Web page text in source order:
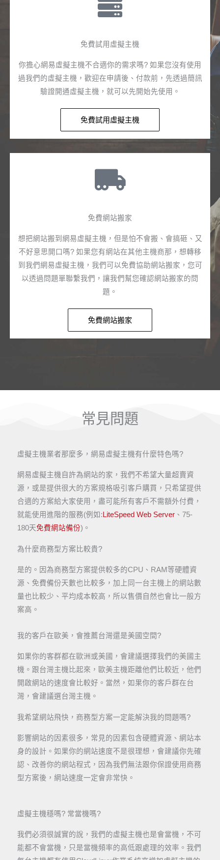
免費試用虛擬主機​
你擔心網易虛擬主機不合適你的需求嗎? 如果您沒有使用
過我們的虛擬主機，歡迎在申請後、付款前，先透過簡訊
驗證開通虛擬主機，就可以先開始先使用。
免費試用虛擬主機​​
免費網站搬家​
想把網站搬到網易虛擬主機，但是怕不會搬、會搞砸、又
不好意思開口嗎? 如果您有網站在其他主機商那，想轉移
到我們網易虛擬主機，我們可以免費協助網站搬家，您可
以透過問題單聯繫我們，讓我們幫您確認網站搬家的問
題。​
免費網站搬家​
常見問題
虛擬主機業者那麼多，網易虛擬主機有什麼特色嗎?
網易虛擬主機自許為網站的家，我們不希望大量超賣資
源，或是提供很大的方案規格吸引客戶購買，只希望提供
合適的方案給大家使用，盡可能所有客戶不需額外付費，
就能使用進階的服務(例如:LiteSpeed Web Server、75-
180天免費網站備份)。​
為什麼商務型方案比較貴?
是的。因為商務型方案提供較多的CPU、RAM等硬體資
源、免費備份天數也比較多，加上同一台主機上的網站數
量也比較少、平均成本較高，所以售價自然也會比一般方
案高。
我的客戶在歐美，會推薦台灣還是美國空間?
如果你的客群都在歐洲或美國，會建議選擇我們的美國主
機。跟台灣主機比起來，歐美主機距離他們比較近，他們
開啟網站的速度會比較好。當然，如果你的客戶群在台
灣，會建議選台灣主機。
我希望網站飛快，商務型方案一定能解決我的問題嗎?
影響網站的因素很多，常見的因素包含硬體資源、網站本
身的設計。如果你的網站速度不是很理想，會建議你先確
認、改善你的網站程式，因為我們無法跟你保證使用商務
型方案後，網站速度一定會非常快。
虛擬主機穩嗎? 常當機嗎?
我們必須很誠實的說，我們的虛擬主機也是會當機，不可
能都不會當機，只是當機頻率的高低跟處理的效率。我們